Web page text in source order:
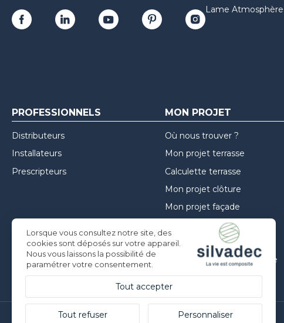
Lame Atmosphère
PROFESSIONNELS
Distributeurs
Installateurs
Prescripteurs
MON PROJET
Où nous trouver ?
Mon projet terrasse
Calculette terrasse
Mon projet clôture
Mon projet façade
Guide de choix
Inspirations
Conseils de mise en oeuvre
Lorsque vous consultez notre site, des
cookies sont déposés sur votre appareil.
Nous vous laissons la possibilité de
paramétrer votre consentement.
Tout accepter
Tout refuser Personnaliser